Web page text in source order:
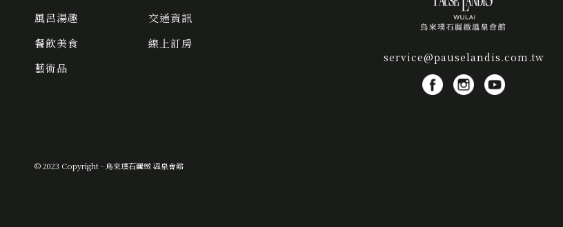
風呂湯趣
餐飲美食
藝術品
交通資訊
線上訂房
service@pauselandis.com.tw
© 2023 Copyright - 烏來璞石麗緻 溫泉會館